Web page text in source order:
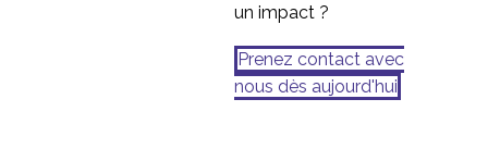
un impact ?
Prenez contact avec
nous dès aujourd'hui